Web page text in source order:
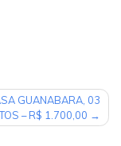
GUANABARA, 03
– R$ 1.700,00